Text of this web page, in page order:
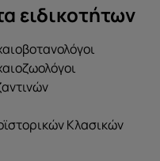
ειδικοτήτων
Κλασικών